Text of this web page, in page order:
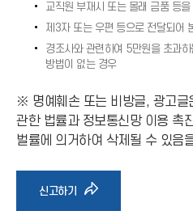
화
살
표
)
교직원 부재시 또는 몰래 금품 등
제3자 또는 우편 등으로 전달되어
경조사와 관련하여 5만원을 초과
방법이 없는 경우
※ 명예훼손 또는 비방글, 광고글
관한 법률과 정보통신망 이용 촉
벌률에 의거하여 삭제될 수 있음
신고하기 바